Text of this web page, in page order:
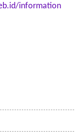
information